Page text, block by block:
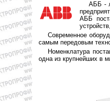
АББ -
АББ
Современное
самым передовым
Номенклатура
одна из крупнейших в